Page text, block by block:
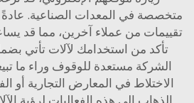
في المعدات الصناعية. عادةً ما
من عملاء آخرين، مما قد
من استخدامك لآلات تأتي بضمان.
مستعدة للوقوف وراء ما تبيعه.
في المعارض التجارية أو